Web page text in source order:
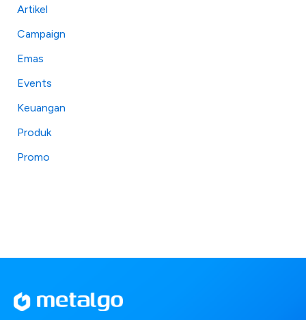
Artikel
Campaign
Emas
Events
Keuangan
Produk
Promo